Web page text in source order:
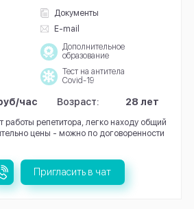
Документы
E-mail
Дополнительное
образование
Тест на антитела
Covid-19
час Возраст: 28 лет
репетитора, легко находу общий
цены - можно по договоренности
Пригласить в чат